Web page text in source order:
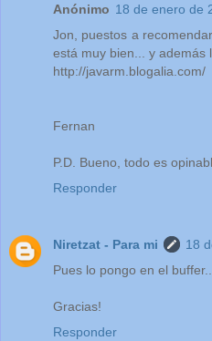
Anónimo 18 de enero de
Jon, puestos a
está muy bien... y además
http://javarm.blogalia.com/
Fernan
P.D. Bueno, todo es
Responder
Niretzat - Para mi
18
Pues lo pongo en el
Gracias!
Responder